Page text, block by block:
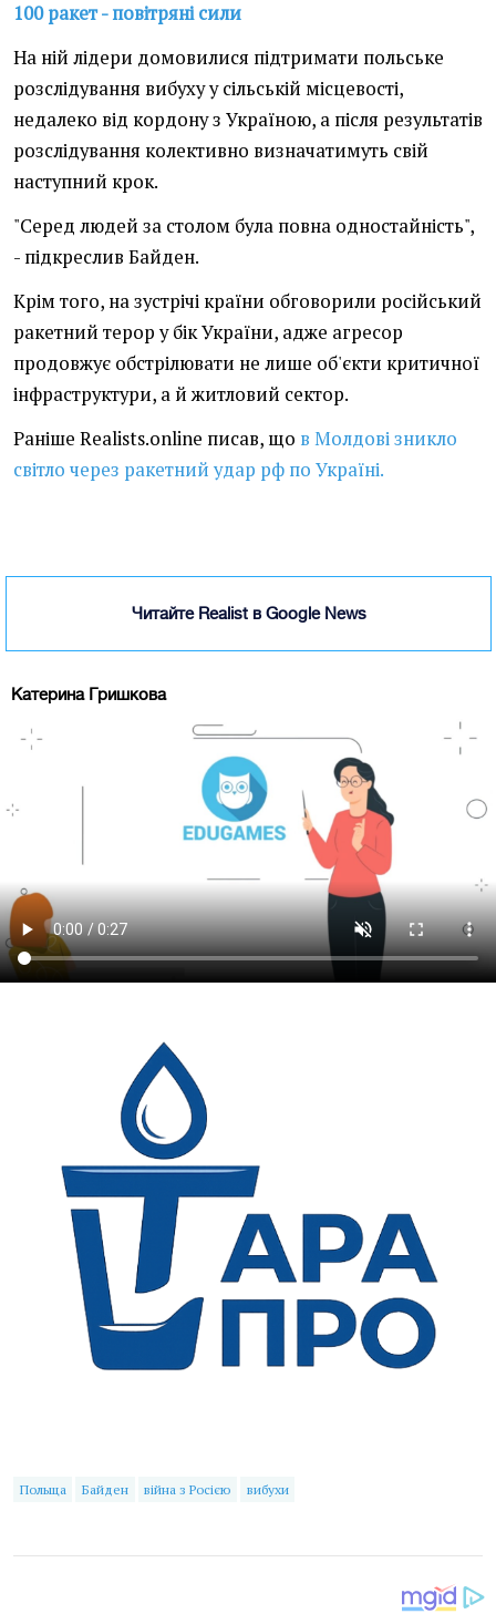
100 ракет - повітряні сили
На ній лідери домовилися підтримати польське
розслідування вибуху у сільській місцевості,
недалеко від кордону з Україною, а після результатів
розслідування колективно визначатимуть свій
наступний крок.
"Серед людей за столом була повна одностайність",
- підкреслив Байден.
Крім того, на зустрічі країни обговорили російський
ракетний терор у бік України, адже агресор
продовжує обстрілювати не лише об'єкти критичної
інфраструктури, а й житловий сектор.
Раніше Realists.online писав, що в Молдові зникло
світло через ракетний удар рф по Україні.
Читайте Realist в Google News
Катерина Гришкова
Польща Байден війна з Росією вибухи